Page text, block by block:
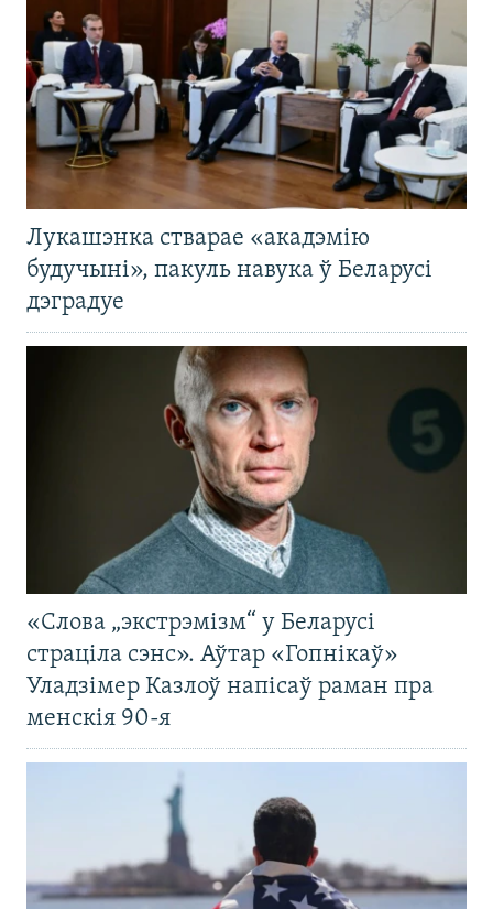
Лукашэнка стварае «акадэмію
будучыні», пакуль навука ў Беларусі
дэградуе
«Слова „экстрэмізм“ у Беларусі
страціла сэнс». Аўтар «Гопнікаў»
Уладзімер Казлоў напісаў раман пра
менскія 90-я